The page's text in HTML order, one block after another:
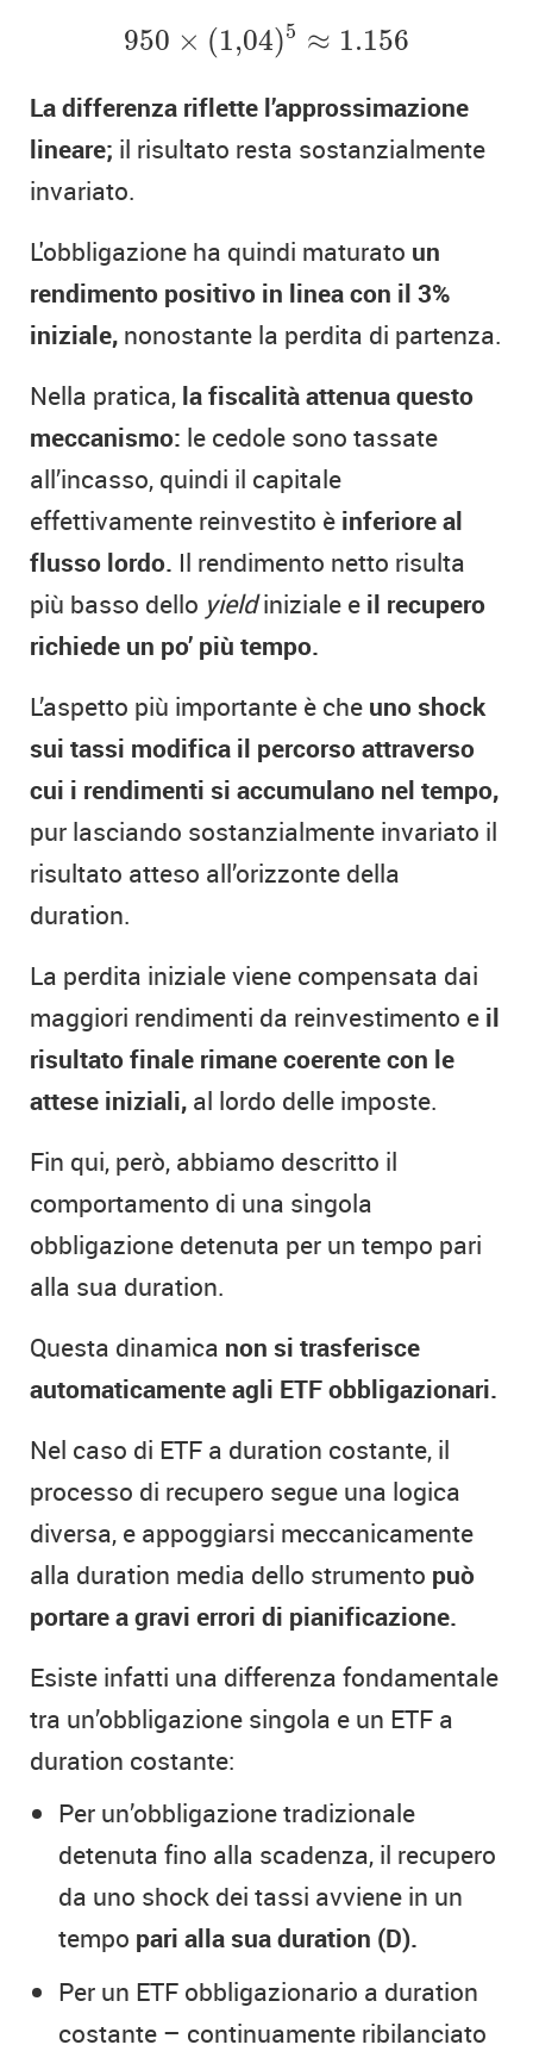
950 × (1,04)5 ≈ 1.156
950 (1 04)5 1.156
La differenza riflette l’approssimazione
lineare; il risultato resta sostanzialmente
invariato.
L'obbligazione ha quindi maturato un
rendimento positivo in linea con il 3%
iniziale, nonostante la perdita di partenza.
Nella pratica, la fiscalità attenua questo
meccanismo: le cedole sono tassate
all’incasso, quindi il capitale
effettivamente reinvestito è inferiore al
flusso lordo. Il rendimento netto risulta
più basso dello yieldiniziale e il recupero
richiede un po’ più tempo.
L’aspetto più importante è che uno shock
sui tassi modifica il percorso attraverso
cui i rendimenti si accumulano nel tempo,
pur lasciando sostanzialmente invariato il
risultato atteso all’orizzonte della
duration.
La perdita iniziale viene compensata dai
maggiori rendimenti da reinvestimento e il
risultato finale rimane coerente con le
attese iniziali, al lordo delle imposte.
Fin qui, però, abbiamo descritto il
comportamento di una singola
obbligazione detenuta per un tempo pari
alla sua duration.
Questa dinamica non si trasferisce
automaticamente agli ETF obbligazionari.
Nel caso di ETF a duration costante, il
processo di recupero segue una logica
diversa, e appoggiarsi meccanicamente
alla duration media dello strumento può
portare a gravi errori di pianificazione.
Esiste infatti una differenza fondamentale
tra un’obbligazione singola e un ETF a
duration costante:
Per un’obbligazione tradizionale
detenuta fino alla scadenza, il recupero
da uno shock dei tassi avviene in un
tempo pari alla sua duration (D).
Per un ETF obbligazionario a duration
costante – continuamente ribilanciato